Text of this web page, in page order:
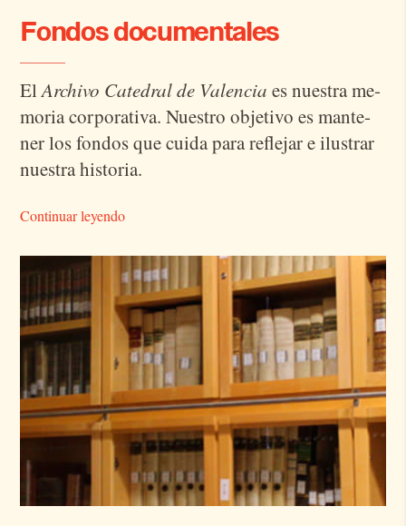
Fondos documentales
ElArchivo Catedral de Valencia es nues­tra me­
mo­ria cor­po­ra­ti­va. Nues­tro ob­je­ti­vo es man­te­
ner los fon­dos que cui­da para re­fle­jar e ilus­trar
nues­tra his­to­ria.
Continuar leyendo